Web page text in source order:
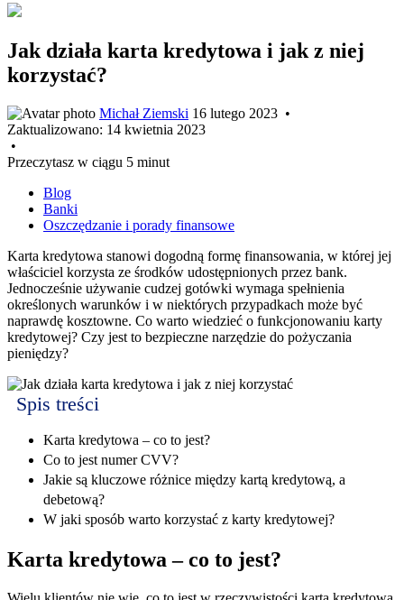
Jak działa karta kredytowa i jak z niej
korzystać?
Michał Ziemski 16 lutego 2023 •
Zaktualizowano: 14 kwietnia 2023
•
Przeczytasz w ciągu 5 minut
Blog
Banki
Oszczędzanie i porady finansowe
Karta kredytowa stanowi dogodną formę finansowania, w której jej
właściciel korzysta ze środków udostępnionych przez bank.
Jednocześnie używanie cudzej gotówki wymaga spełnienia
określonych warunków i w niektórych przypadkach może być
naprawdę kosztowne. Co warto wiedzieć o funkcjonowaniu karty
kredytowej? Czy jest to bezpieczne narzędzie do pożyczania
pieniędzy?
Spis treści
Karta kredytowa – co to jest?
Co to jest numer CVV?
Jakie są kluczowe różnice między kartą kredytową, a
debetową?
W jaki sposób warto korzystać z karty kredytowej?
Karta kredytowa – co to jest?